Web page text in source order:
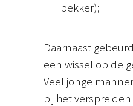
bekker);
Daarnaast
een wissel op de
Veel jonge
bij het